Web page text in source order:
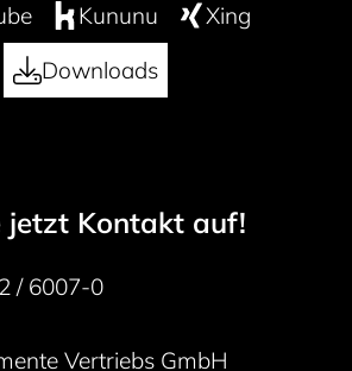
Kununu
Xing
Downloads
50 years
jetzt Kontakt auf!
/ 6007-0
Vertriebs GmbH